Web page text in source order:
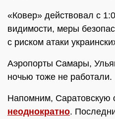
«Ковер» действовал с
видимости, меры
с риском атаки
Аэропорты Самары,
ночью тоже не работали.
Напомним, Саратовскую
неоднократно.